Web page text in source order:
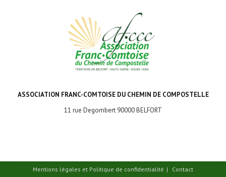
ASSOCIATION FRANC-COMTOISE DU CHEMIN DE COMPOSTELLE
11 rue Degombert 90000 BELFORT
Mentions légales et Politique de confidentialité Contact